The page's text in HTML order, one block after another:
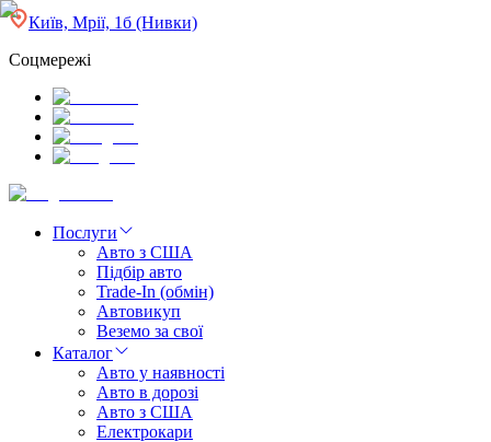
Київ, Мрії, 1б (Нивки)
Соцмережі
Послуги
Авто з США
Підбір авто
Trade-In (обмін)
Автовикуп
Веземо за свої
Каталог
Авто у наявності
Авто в дорозі
Авто з США
Електрокари